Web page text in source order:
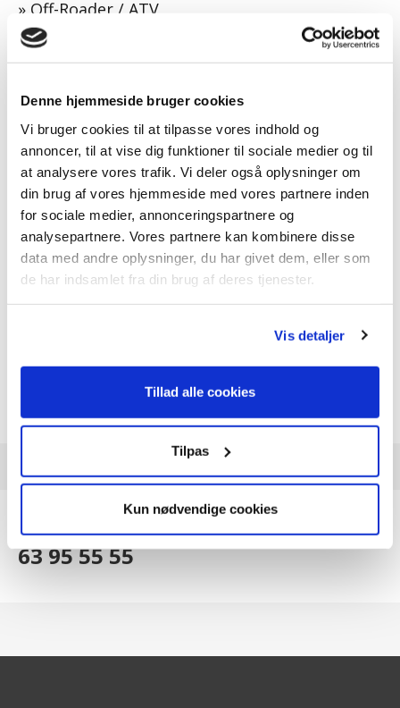
Denne hjemmeside bruger cookies
Vi bruger cookies til at tilpasse vores indhold og
annoncer, til at vise dig funktioner til sociale medier og til
at analysere vores trafik. Vi deler også oplysninger om
din brug af vores hjemmeside med vores partnere inden
for sociale medier, annonceringspartnere og
analysepartnere. Vores partnere kan kombinere disse
data med andre oplysninger, du har givet dem, eller som
de har indsamlet fra din brug af deres tjenester.
Vis detaljer
Tillad alle cookies
Tilpas
Kun nødvendige cookies
» Off-Roader / ATV
»Plæneklipper
»Påhængsmotor
»Påhængsmotorvogn
»Robotplæneklipper
»Robotstøvsuger
»Scooter
»Sneslynge
»Spreder
»Traktor
»Vandpumpe
63 95 55 55